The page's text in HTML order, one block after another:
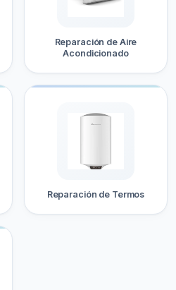
Reparación de Aire
Acondicionado
Reparación de Termos